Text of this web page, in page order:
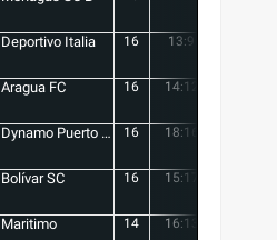
Deportivo Italia 16 13:9
Aragua FC 16 14:12
Dynamo Puerto FC 16 18:16
Bolívar SC 16 15:17
Maritimo 14 16:13